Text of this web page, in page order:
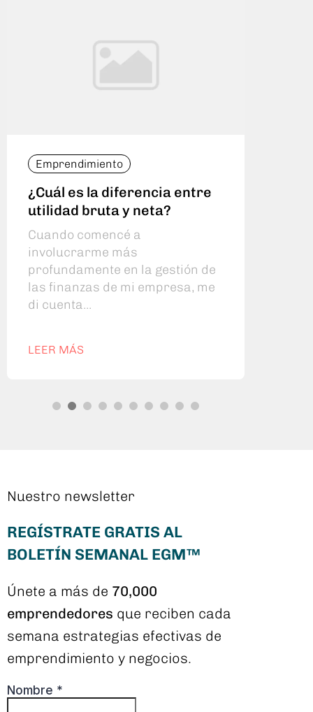
Emprendimiento
¿Cuál es la diferencia entre
utilidad bruta y neta?
Cuando comencé a
involucrarme más
profundamente en la gestión de
las finanzas de mi empresa, me
di cuenta...
LEER MÁS
Nuestro newsletter
REGÍSTRATE GRATIS AL
BOLETÍN SEMANAL EGM™
Únete a más de 70,000
emprendedores que reciben cada
semana estrategias efectivas de
emprendimiento y negocios.